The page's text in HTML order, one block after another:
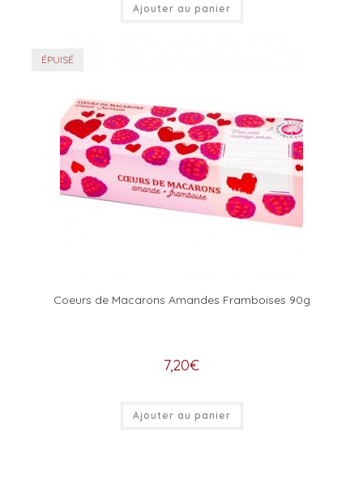
Ajouter au panier
ÉPUISÉ
Coeurs de Macarons Amandes Framboises 90g
7,20€
Ajouter au panier